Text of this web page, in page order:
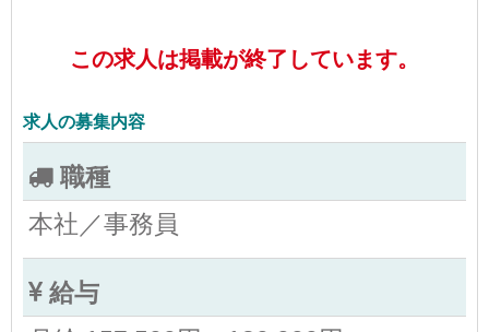
この求人は掲載が終了しています。
求人の募集内容
職種
本社／事務員
給与